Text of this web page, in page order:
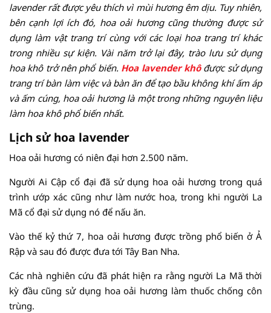
lavender rất được yêu thích vì mùi hương êm dịu. Tuy nhiên,
bên cạnh lợi ích đó, hoa oải hương cũng thường được sử
dụng làm vật trang trí cùng với các loại hoa trang trí khác
trong nhiều sự kiện. Vài năm trở lại đây, trào lưu sử dụng
hoa khô trở nên phổ biến. Hoa lavender khô được sử dụng
trang trí bàn làm việc và bàn ăn để tạo bầu không khí ấm áp
và ấm cúng, hoa oải hương là một trong những nguyên liệu
làm hoa khô phổ biến nhất.
Lịch sử hoa lavender
Hoa oải hương có niên đại hơn 2.500 năm.
Người Ai Cập cổ đại đã sử dụng hoa oải hương trong quá
trình ướp xác cũng như làm nước hoa, trong khi người La
Mã cổ đại sử dụng nó để nấu ăn.
Vào thế kỷ thứ 7, hoa oải hương được trồng phổ biến ở Ả
Rập và sau đó được đưa tới Tây Ban Nha.
Các nhà nghiên cứu đã phát hiện ra rằng người La Mã thời
kỳ đầu cũng sử dụng hoa oải hương làm thuốc chống côn
trùng.